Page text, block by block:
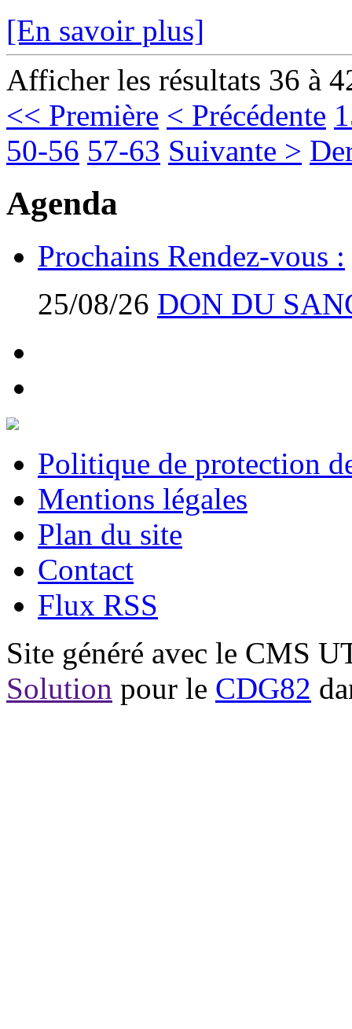
[En savoir plus]
Afficher les résultats 36 à
<< Première < Précédente
50-56 57-63 Suivante >
Agenda
Prochains Rendez-vous :
25/08/26 DON DU
Politique de protection
Mentions légales
Plan du site
Contact
Flux RSS
Site généré avec le CMS
Solution pour le CDG82